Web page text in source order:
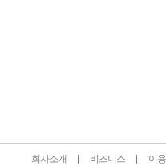
회사소개 비즈니스 이